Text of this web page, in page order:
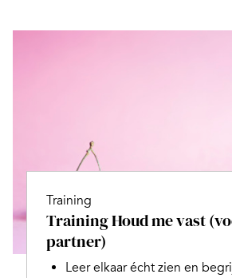
Training
Training Houd me vast
partner)
Leer elkaar écht zien en